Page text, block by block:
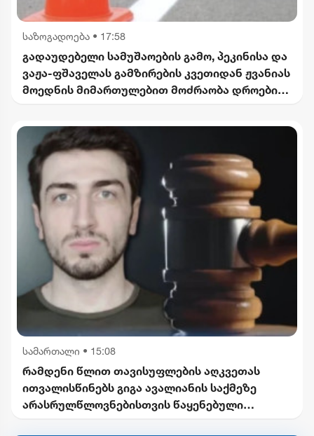
საზოგადოება • 17:58
გადაუდებელი სამუშაოების გამო, პეკინისა და
ვაჟა-ფშაველას გამზირების კვეთიდან ჟვანიას
მოედნის მიმართულებით მოძრაობა დროებით
სამართალი • 15:08
რამდენი წლით თავისუფლების აღკვეთას
ითვალისწინებს გიგა ავალიანის საქმეზე
არასრულწლოვნებისთვის წაყენებული